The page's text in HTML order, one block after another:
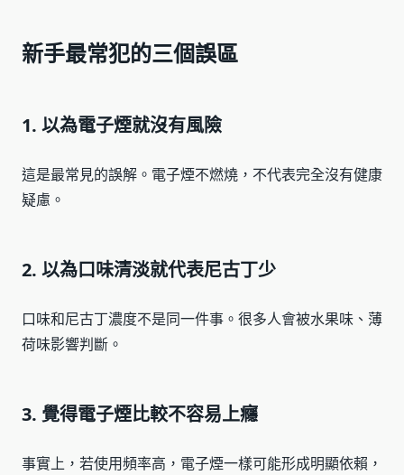
新手最常犯的三個誤區
1. 以為電子煙就沒有風險
這是最常見的誤解。電子煙不燃燒，不代表完全沒有健康
疑慮。
2. 以為口味清淡就代表尼古丁少
口味和尼古丁濃度不是同一件事。很多人會被水果味、薄
荷味影響判斷。
3. 覺得電子煙比較不容易上癮
事實上，若使用頻率高，電子煙一樣可能形成明顯依賴，